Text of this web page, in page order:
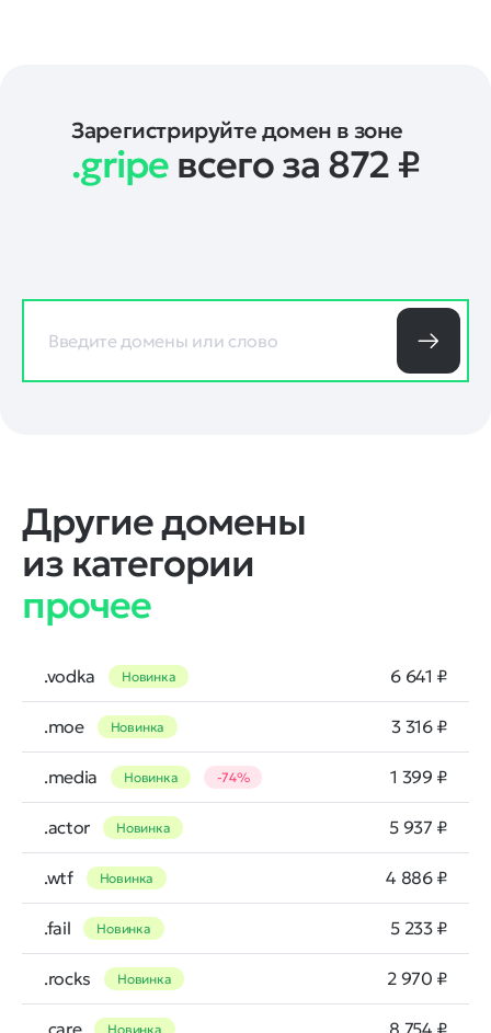
Зарегистрируйте домен в зоне
.gripe всего за 872 ₽
Другие домены
из категории
прочее
.vodka Новинка 6 641 ₽
.moe Новинка 3 316 ₽
.media Новинка -74% 1 399 ₽
.actor Новинка 5 937 ₽
.wtf Новинка 4 886 ₽
.fail Новинка 5 233 ₽
.rocks Новинка 2 970 ₽
.care Новинка 8 754 ₽